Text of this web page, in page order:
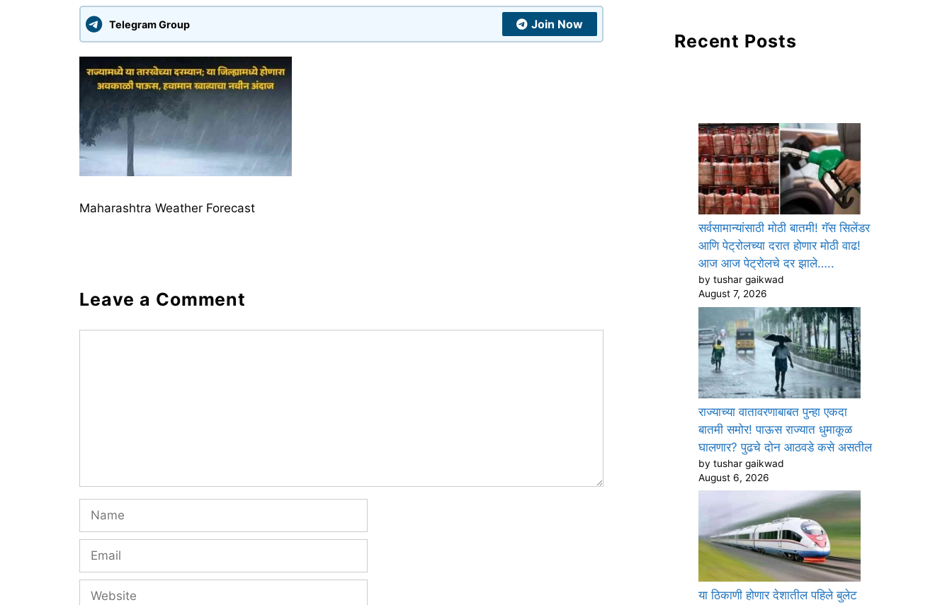
Telegram Group Join Now
Maharashtra Weather Forecast
Leave a Comment
Recent Posts
सर्वसामान्यांसाठी मोठी बातमी! गॅस सिलेंडर
आणि पेट्रोलच्या दरात होणार मोठी वाढ!
आज आज पेट्रोलचे दर झाले…..
by tushar gaikwad
August 7, 2026
राज्याच्या वातावरणाबाबत पुन्हा एकदा
बातमी समोर! पाऊस राज्यात धुमाकूळ
घालणार? पुढचे दोन आठवडे कसे असतील
by tushar gaikwad
August 6, 2026
या ठिकाणी होणार देशातील पहिले बुलेट